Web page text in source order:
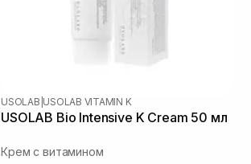
USOLAB USOLAB VITAMIN K
USOLAB Bio Intensive K Cream 50 мл
Крем с витамином